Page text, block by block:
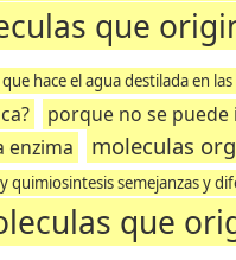
que
que hace el agua destilada en
porque no se puede
enzima
moleculas
quimiosintesis semejanzas y
que